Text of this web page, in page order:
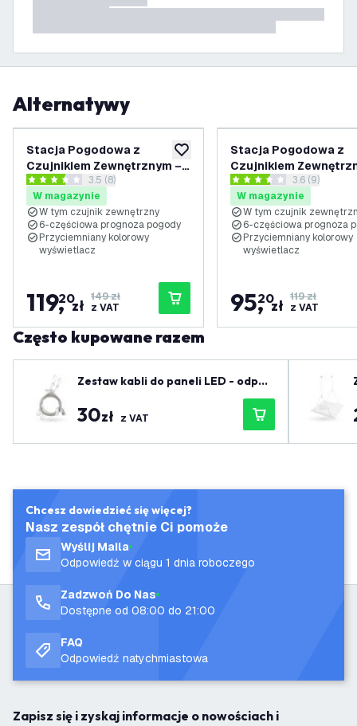
Alternatywy
dodaj do listy życzeń
Stacja Pogodowa z
Czujnikiem Zewnętrznym –
Bezprzewodowa –
Kolorowy Wyświetlacz 7'' –
Ekran Dotykowy – Do Użytku
Wewnątrz i na Zewnątrz
otwórz panel recenzji
3.5 Gwiazdki oceny
3.5 (8)
W magazynie
W tym czujnik zewnętrzny
6-częściowa prognoza pogody
Przyciemniany kolorowy
wyświetlacz
119,
20zł 149 zł
z VAT
Stacja Pogodowa z
Czujnikiem
Bezprzewodowa –
Kolorowy
– Ekran Dotykowy –
Użytku Wewnątrz i na
Zewnątrz
otwórz
3.6 Gwiazdki oceny
3.6 (9)
W magazynie
W tym czujnik
6-częściowa prognoza
Przyciemniany kolorowy
wyświetlacz
95,
20zł 119 zł
z VAT
Często kupowane razem
Zestaw kabli do paneli LED - odpow
30zł z VAT
Chcesz dowiedzieć się więcej?
Nasz zespół chętnie Ci pomoże
Wyślij Maila
Odpowiedź w ciągu 1 dnia roboczego
Zadzwoń Do Nas
Dostępne od 08:00 do 21:00
FAQ
Odpowiedź natychmiastowa
Zapisz się i zyskaj informacje o nowościach i